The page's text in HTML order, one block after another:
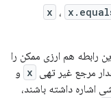
x ،
رابطه هم ارزی ممکن را
مرجع غیر تهی x و
اشاره داشته باشند،